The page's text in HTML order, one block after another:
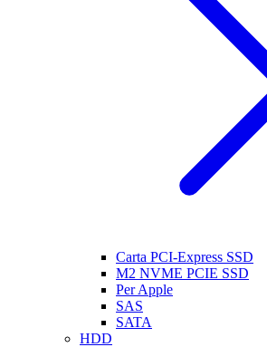
Carta PCI-Express SSD
M2 NVME PCIE SSD
Per Apple
SAS
SATA
HDD